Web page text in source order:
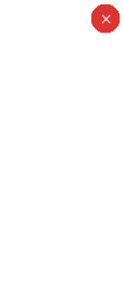
×
×
×
×
×
×
×
×